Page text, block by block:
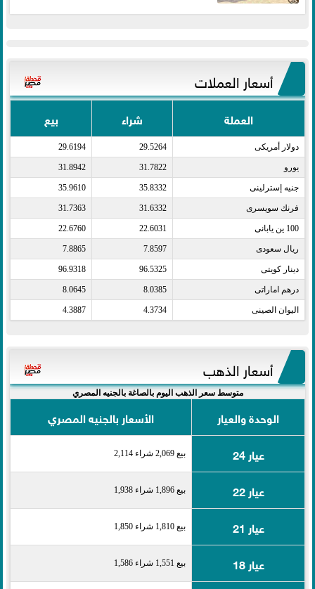
أسعار العملات
العملة شراء بيع
دولار أمريكى​ 29.5264
29.6194
يورو​ 31.7822
31.8942
جنيه إسترلينى​ 35.8332
35.9610
فرنك سويسرى​ 31.6332
31.7363
100 ين يابانى​ 22.6031
22.6760
ريال سعودى​ 7.8597
7.8865
دينار كويتى​ 96.5325
96.9318
درهم اماراتى​ 8.0385
8.0645
اليوان الصينى​ 4.3734
4.3887
أسعار الذهب
متوسط سعر الذهب اليوم بالصاغة بالجنيه المصري
الوحدة والعيار
الأسعار بالجنيه المصري
عيار 24
بيع 2,069 شراء 2,114
عيار 22 بيع 1,896 شراء 1,938
عيار 21 بيع 1,810 شراء 1,850
عيار 18 بيع 1,551 شراء 1,586